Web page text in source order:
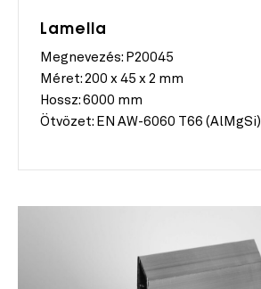
Lamella
Megnevezés: P20045
Méret: 200 x 45 x 2 mm
Hossz: 6000 mm
Ötvözet: EN AW-6060 T66 (AlMgSi)